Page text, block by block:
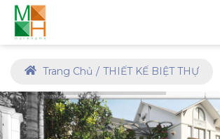
Trang Chủ THIẾT KẾ BIỆT THỰ